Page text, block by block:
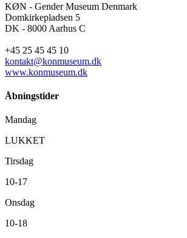
KØN - Gender Museum Denmark
Domkirkepladsen 5
DK - 8000 Aarhus C
+45 25 45 45 10
kontakt@konmuseum.dk
www.konmuseum.dk
Åbningstider
Mandag
LUKKET
Tirsdag
10-17
Onsdag
10-18